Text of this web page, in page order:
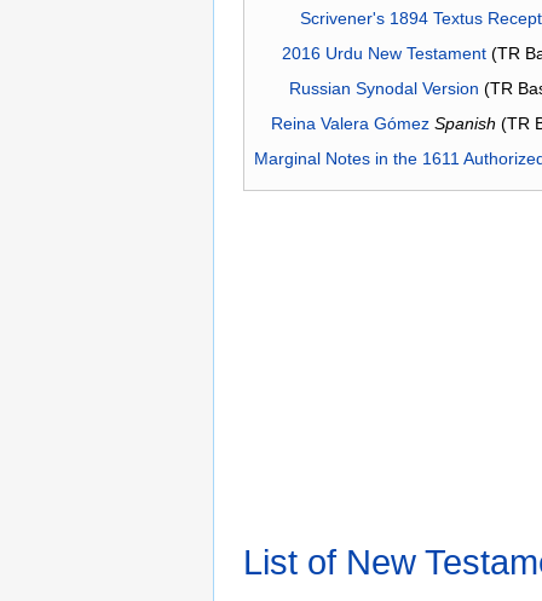
Scrivener's 1894 Textus
2016 Urdu New Testament(TR
Russian Synodal Version (TR
Reina Valera Gómez Spanish (TR
Marginal Notes in the 1611
List of New